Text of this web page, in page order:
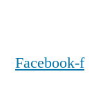
Facebook-f